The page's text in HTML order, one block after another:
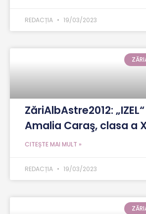
REDACȚIA 19/03/2023
ZăriAlbAstre2012:
Amalia Caraş, clasa a
CITEȘTE MAI MULT »
REDACȚIA 19/03/2023